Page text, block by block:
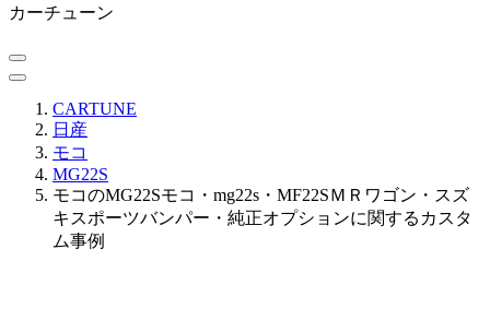
カーチューン
CARTUNE
日産
モコ
MG22S
モコのMG22Sモコ・mg22s・MF22SＭＲワゴン・スズ
キスポーツバンパー・純正オプションに関するカスタ
ム事例